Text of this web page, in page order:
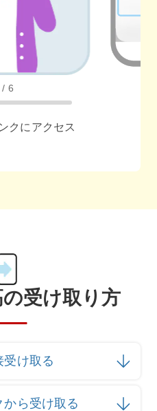
/ 6
クにアクセス
受け取り方
受け取る
ら受け取る